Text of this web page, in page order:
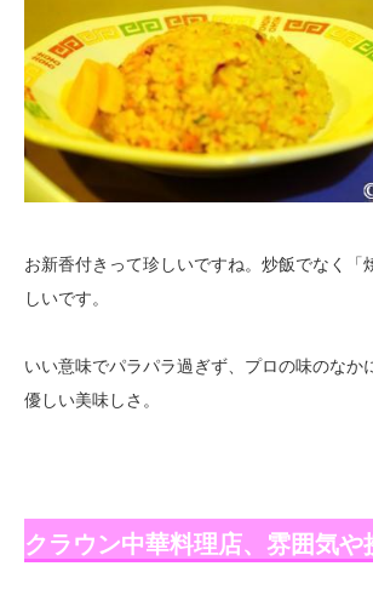
お新香付きって珍しいですね。炒飯でなく「
しいです。
いい意味でパラパラ過ぎず、プロの味のなか
優しい美味しさ。
クラウン中華料理店、雰囲気や